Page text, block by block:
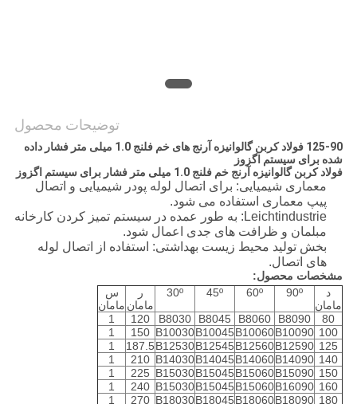
توضیحات محصول
125-90 فولاد کربن گالوانیزه آرنج های خم فلنج 1.0 میلی متر فشار داده
شده برای سیستم اگزوز
فولاد کربن گالوانیزه آرنج خم فلنج 1.0 میلی متر فشار برای سیستم اگزوز
معماری شیمیایی: برای اتصال لوله پودر شیمیایی و اتصال
پیپ معماری استفاده می شود.
Leichtindustrie: به طور عمده در سیستم تمیز کردن کارخانه
مبلمان و ظرافت های جدی اعمال شود.
بخش تولید محیط زیست بهداشتی: استفاده از اتصال لوله
های اتصال.
مشخصات محصول:
د
مامان
90º
60º
45º
30º
ر
مامان
س
مامان
80
B8090
B8060
B8045
B8030
120
1
100
B10090
B10060
B10045
B10030
150
1
125
B12590
B12560
B12545
B12530
187.5
1
140
B14090
B14060
B14045
B14030
210
1
150
B15090
B15060
B15045
B15030
225
1
160
B16090
B15060
B15045
B15030
240
1
180
B18090
B18060
B18045
B18030
270
1